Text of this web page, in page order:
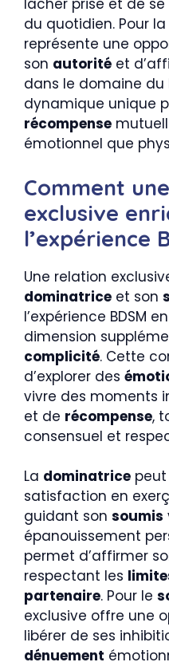
lâcher prise et de
du quotidien. Pour la
représente une
son autorité et
dans le domaine du
dynamique unique
récompense
émotionnel que
Comment
exclusive
l’expérience
Une relation
dominatrice et son
l’expérience BDSM
dimension
complicité. Cette
d’explorer des
vivre des moments
et de récompense,
consensuel et
La dominatrice
satisfaction en
guidant son soumis
épanouissement
permet d’affirmer
respectant les
partenaire. Pour le
exclusive offre une
libérer de ses
dénuement